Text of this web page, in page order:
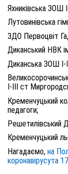
Яхниківська ЗОШ
Лутовинівська
ЗДО Первоцвіт
Диканський НВК
Диканська ЗОШ І-
І-ІІІ ст
Кременчуцький
педагоги;
Решетилівський
Кременчуцький
Нагадаємо, на
коронавірусута